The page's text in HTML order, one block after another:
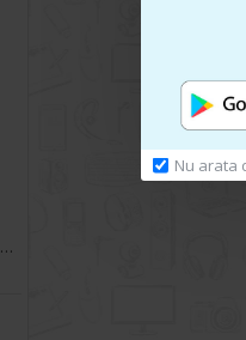
Nu arata
Husa spate pentru Samsung Galaxy A05S- Dun case Rosu